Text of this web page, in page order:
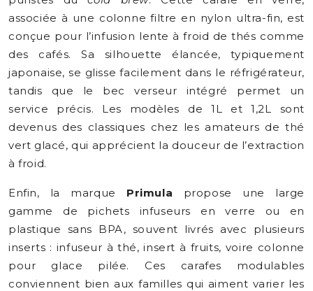
associée à une colonne filtre en nylon ultra-fin, est
conçue pour l’infusion lente à froid de thés comme
des cafés. Sa silhouette élancée, typiquement
japonaise, se glisse facilement dans le réfrigérateur,
tandis que le bec verseur intégré permet un
service précis. Les modèles de 1L et 1,2L sont
devenus des classiques chez les amateurs de thé
vert glacé, qui apprécient la douceur de l’extraction
à froid.
Enfin, la marque Primula propose une large
gamme de pichets infuseurs en verre ou en
plastique sans BPA, souvent livrés avec plusieurs
inserts : infuseur à thé, insert à fruits, voire colonne
pour glace pilée. Ces carafes modulables
conviennent bien aux familles qui aiment varier les